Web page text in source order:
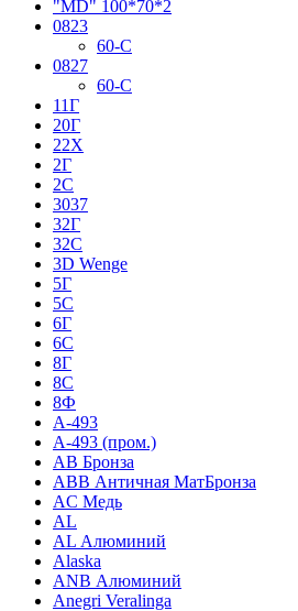
"MD" 100*70*2
0823
60-C
0827
60-C
11Г
20Г
22Х
2Г
2С
3037
32Г
32С
3D Wenge
5Г
5С
6Г
6С
8Г
8С
8Ф
A-493
A-493 (пром.)
AB Бронза
ABB Античная МатБронза
AC Медь
AL
AL Алюминий
Alaska
ANB Алюминий
Anegri Veralinga